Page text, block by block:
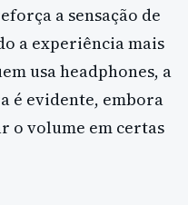
a sensação de
a experiência mais
usa headphones, a
é evidente, embora
o volume em certas